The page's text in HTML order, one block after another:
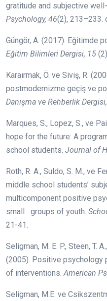
gratitude and subjective
Psychology, 46(2), 213–233.
Güngör, A. (2017). Eğitimde
Eğitim Bilimleri Dergisi, 15
Karaırmak, Ö. ve Siviş, R.
postmodernizme geçiş ve
Danışma ve Rehberlik
Marques, S., Lopez, S., ve
hope for the future: A
school students. Journal of
Roth, R. A., Suldo, S. M., ve
middle school students’
multicomponent positive
small groups of youth.
21-41.
Seligman, M. E. P., Steen, T.
(2005). Positive psychology
of interventions.American
Seligman, M.E. ve